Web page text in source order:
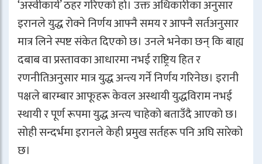
‘अस्वीकार्य’ ठहर गरिएको हो। उक्त अधिकारीका अनुसार
इरानले युद्ध रोक्ने निर्णय आफ्नै समय र आफ्नै सर्तअनुसार
मात्र लिने स्पष्ट संकेत दिएको छ। उनले भनेका छन् कि बाह्य
दबाब वा प्रस्तावका आधारमा नभई राष्ट्रिय हित र
रणनीतिअनुसार मात्र युद्ध अन्त्य गर्ने निर्णय गरिनेछ। इरानी
पक्षले बारम्बार आफूहरू केवल अस्थायी युद्धविराम नभई
स्थायी र पूर्ण रूपमा युद्ध अन्त्य चाहेको बताउँदै आएको छ।
सोही सन्दर्भमा इरानले केही प्रमुख सर्तहरू पनि अघि सारेको
छ।